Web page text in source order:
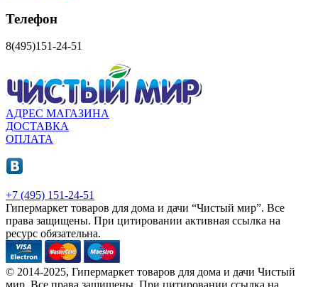
Телефон
8(495)151-24-51
АДРЕС МАГАЗИНА
ДОСТАВКА
ОПЛАТА
+7 (495) 151-24-51
Гипермаркет товаров для дома и дачи “Чистый мир”. Все
права защищены. При цитировании активная ссылка на
ресурс обязательна.
© 2014-2025, Гипермаркет товаров для дома и дачи Чистый